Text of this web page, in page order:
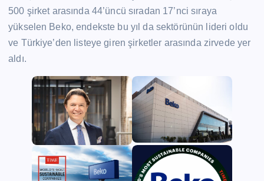
500 şirket arasında 44’üncü sıradan 17’nci sıraya
yükselen Beko, endekste bu yıl da sektörünün lideri oldu
ve Türkiye’den listeye giren şirketler arasında zirvede yer
aldı.